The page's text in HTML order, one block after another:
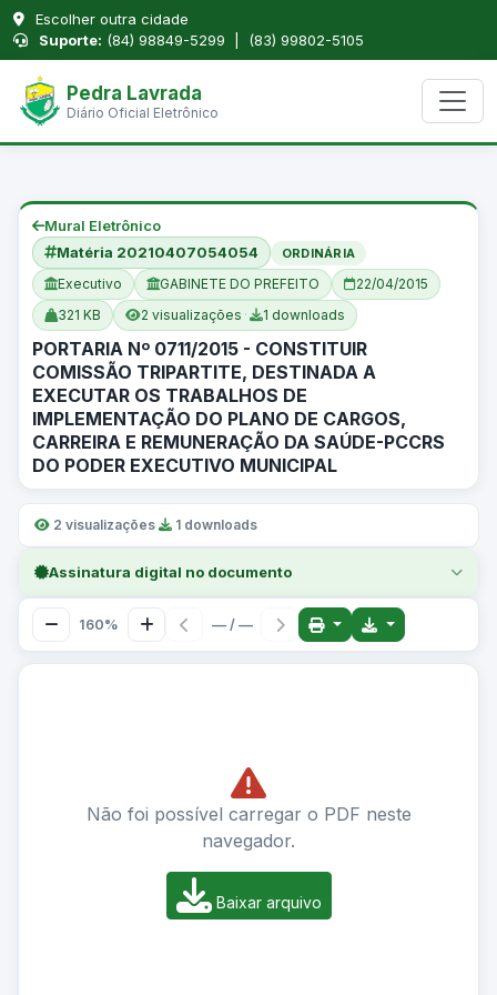
Escolher outra cidade
Suporte: (84) 98849-5299 | (83) 99802-5105
Pedra Lavrada
Diário Oficial Eletrônico
Mural Eletrônico
Matéria 20210407054054
ORDINÁRIA
Executivo GABINETE DO PREFEITO
22/04/2015
321 KB
2 visualizações · 1 downloads
PORTARIA Nº 0711/2015 - CONSTITUIR
COMISSÃO TRIPARTITE, DESTINADA A
EXECUTAR OS TRABALHOS DE
IMPLEMENTAÇÃO DO PLANO DE CARGOS,
CARREIRA E REMUNERAÇÃO DA SAÚDE-PCCRS
DO PODER EXECUTIVO MUNICIPAL
2 visualizações 1 downloads
Assinatura digital no documento
160% — / —
Não foi possível carregar o PDF neste
navegador.
Baixar arquivo